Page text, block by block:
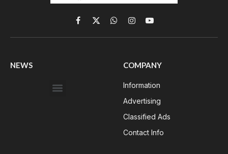
Facebook
X
(Twitter)
WhatsApp
InstagramYouTube
NEWS COMPANY
Information
Advertising
Classified Ads
Contact Info